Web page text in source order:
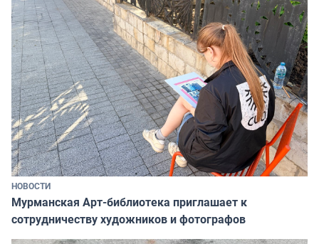
НОВОСТИ
Мурманская Арт-библиотека приглашает к
сотрудничеству художников и фотографов